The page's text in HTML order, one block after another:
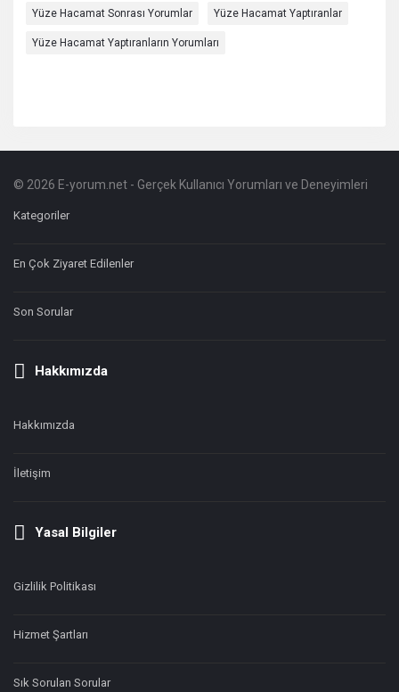
Yüze Hacamat Sonrası Yorumlar Yüze Hacamat Yaptıranlar
Yüze Hacamat Yaptıranların Yorumları
Footer
Hakkında
© 2026 E-yorum.net - Gerçek Kullanıcı Yorumları ve Deneyimleri
Kategoriler
En Çok Ziyaret Edilenler
Son Sorular
Hakkımızda
Hakkımızda
İletişim
Yasal Bilgiler
Gizlilik Politikası
Hizmet Şartları
Sık Sorulan Sorular